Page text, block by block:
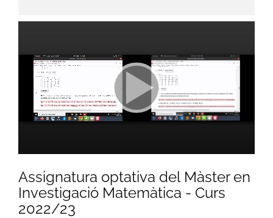
Assignatura optativa del Màster en
Investigació Matemàtica - Curs
2022/23